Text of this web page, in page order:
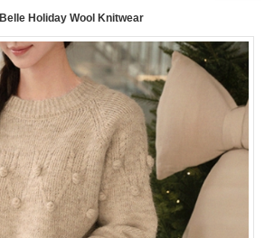
Belle Holiday Wool Knitwear